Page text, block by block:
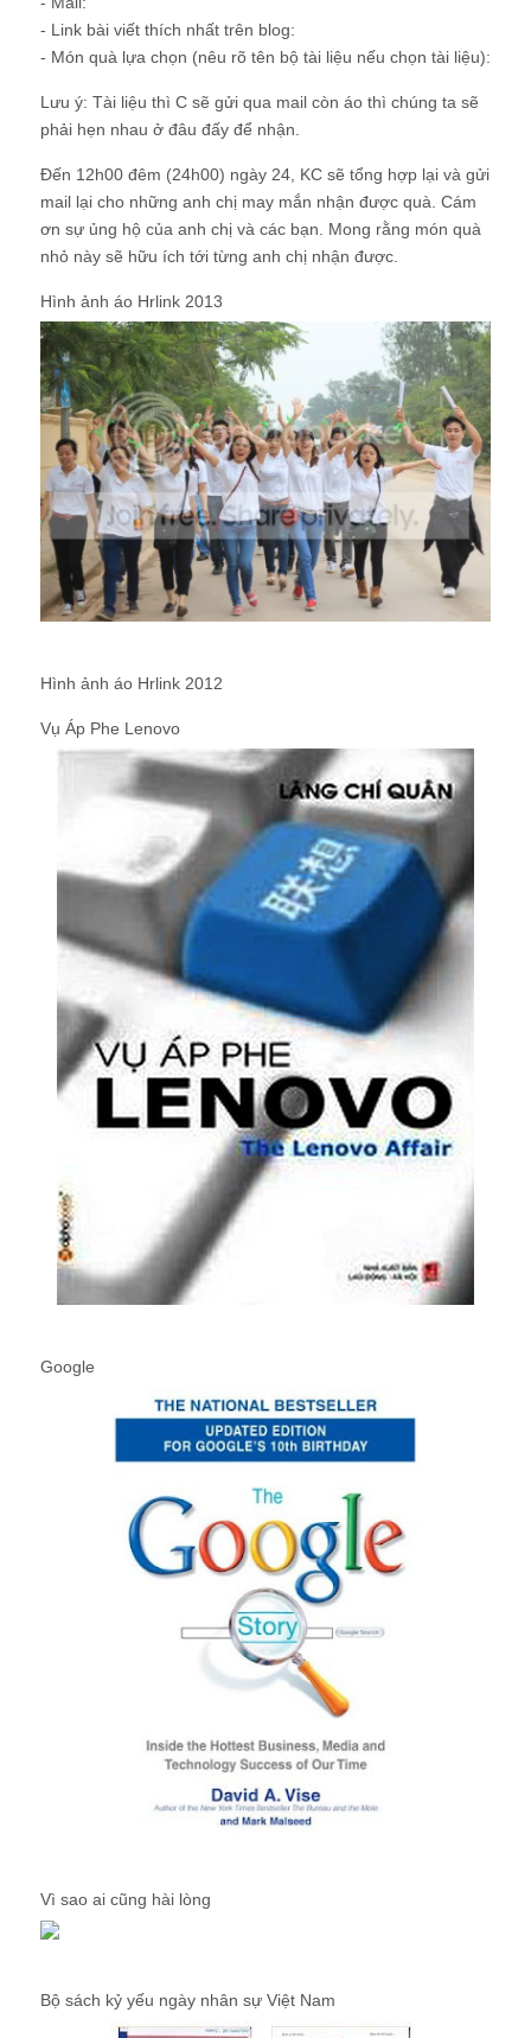
- Link bài viết thích nhất trên blog:
- Món quà lựa chọn (nêu rõ tên bộ tài liệu nếu chọn tài liệu):
Lưu ý: Tài liệu thì C sẽ gửi qua mail còn áo thì chúng ta sẽ
phải hẹn nhau ở đâu đấy để nhận.
Đến 12h00 đêm (24h00) ngày 24, KC sẽ tổng hợp lại và gửi
mail lại cho những anh chị may mắn nhận được quà. Cám
ơn sự ủng hộ của anh chị và các bạn. Mong rằng món quà
nhỏ này sẽ hữu ích tới từng anh chị nhận được.
Hình ảnh áo Hrlink 2013
Hình ảnh áo Hrlink 2012
Vụ Áp Phe Lenovo
Google
Vì sao ai cũng hài lòng
Bộ sách kỷ yếu ngày nhân sự Việt Nam